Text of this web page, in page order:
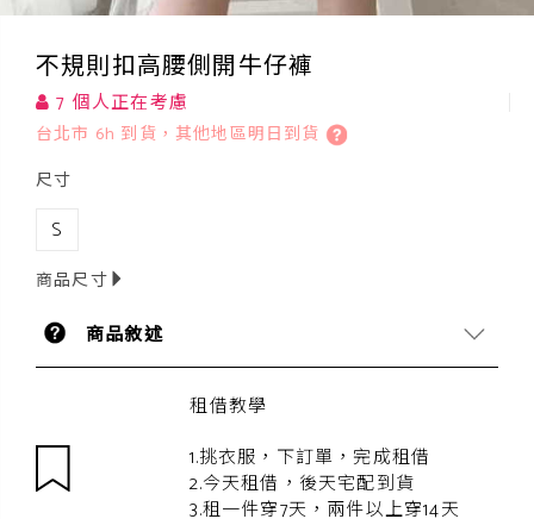
不規則扣高腰側開牛仔褲
7 個人正在考慮
台北市 6h 到貨，其他地區明日到貨
尺寸
S
商品尺寸
商品敘述
租借教學
1.挑衣服，下訂單，完成租借
2.今天租借，後天宅配到貨
3.租一件穿7天，兩件以上穿14天